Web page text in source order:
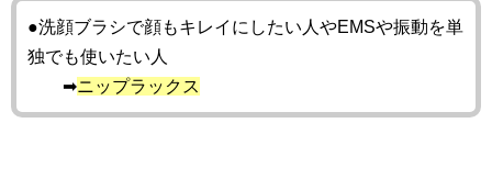
●洗顔ブラシで顔もキレイにしたい人やEMSや振動を単
独でも使いたい人
➡ニップラックス